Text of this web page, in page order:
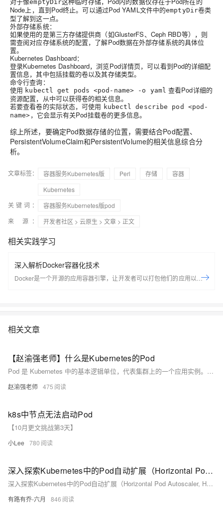
emptyDir
Node上，直到Pod终止。可以通过Pod YAML文件中的emptyDir卷类
型了解到这一点。
外部存储系统：
如果使用的是第三方存储提供商（如GlusterFS、Ceph RBD等），则
需查阅对应存储系统的配置，了解Pod数据在外部存储系统的具体位
置。
Kubernetes Dashboard：
登录Kubernetes Dashboard，浏览Pod详情页，可以看到Pod的详细配
置信息，其中包括挂载的卷以及其存储类型。
命令行查询：
使用 kubectl get pods <pod-name> -o yaml 查看Pod详细的
资源配置，从中可以获得卷的相关信息。
若要查看卷的实际状态，可使用 kubectl describe pod <pod-
name> ，它会显示有关Pod挂载卷的更多信息。
综上所述，要确定Pod数据存储的位置，需要结合Pod配置、
PersistentVolumeClaim和PersistentVolume的相关信息综合分
析。
文章标签： 容器服务Kubernetes版 Perl 存储
容器
Kubernetes
关键词：
容器服务Kubernetes版pod
来 源：
开发者社区 > 云原生 > 文章 > 正文
相关实践学习
深入解析Docker容器化技术
Docker是一个开源的应用容器引擎，让开发者可以打包他们的应用以及依
容器中并行运行和管理应用，获得更好的计算密度。企业利用Docker可以
Linux和Windows Server应用发布新功能。 在本套课程中，我们将全面的
开发的微服务应用。本课程由黑马程序员提供。 &nbsp; &nbsp; 相关的阿
里云产品：容器服务 ACK 容器服务 Kubernetes 版（简称 ACK）提供高
理。整合阿里云虚拟化、存储、网络和安全能力，打造云端最佳容器化应
用运行环境。 了解产品详情: https://www.aliyun.com/product/kubernetes
相关文章
【赵渝强老师】什么是Kubernetes的Pod
Pod 是 Kubernetes 中的基本逻辑单位，代表集群上的一个应用实例。它可以由一个或多个容器组成，并包含数据存储和网络配置等资源。Pod 支持多种容器执行环境，如 Docker。Kubernetes 使用 Pod 管理容器，具有简化部署、方便扩展和调度管理等优点。视频讲解和图示详细介绍了 Pod 的组成结构和使用方式。
赵渝强老师 475
k8s中节点无法启动Pod
【10月更文挑战第3天】
小Lee 780
深入探索Kubernetes中的Pod自动扩展（Horizontal Pod Autoscaler, HPA）
深入探索Kubernetes中的Pod自动扩展（Horizontal Pod Autoscaler, HPA）
有路有乔-六月 846